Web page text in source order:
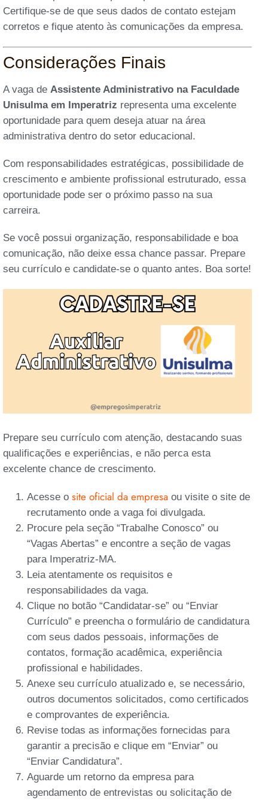
Certifique-se de que seus dados de contato estejam
corretos e fique atento às comunicações da empresa.
Considerações Finais
A vaga de Assistente Administrativo na Faculdade
Unisulma em Imperatriz representa uma excelente
oportunidade para quem deseja atuar na área
administrativa dentro do setor educacional.
Com responsabilidades estratégicas, possibilidade de
crescimento e ambiente profissional estruturado, essa
oportunidade pode ser o próximo passo na sua
carreira.
Se você possui organização, responsabilidade e boa
comunicação, não deixe essa chance passar. Prepare
seu currículo e candidate-se o quanto antes. Boa sorte!
Prepare seu currículo com atenção, destacando suas
qualificações e experiências, e não perca esta
excelente chance de crescimento.
Acesse o site oficial da empresa ou visite o site de
recrutamento onde a vaga foi divulgada.
Procure pela seção “Trabalhe Conosco” ou
“Vagas Abertas” e encontre a seção de vagas
para Imperatriz-MA.
Leia atentamente os requisitos e
responsabilidades da vaga.
Clique no botão “Candidatar-se” ou “Enviar
Currículo” e preencha o formulário de candidatura
com seus dados pessoais, informações de
contatos, formação acadêmica, experiência
profissional e habilidades.
Anexe seu currículo atualizado e, se necessário,
outros documentos solicitados, como certificados
e comprovantes de experiência.
Revise todas as informações fornecidas para
garantir a precisão e clique em “Enviar” ou
“Enviar Candidatura”.
Aguarde um retorno da empresa para
agendamento de entrevistas ou solicitação de